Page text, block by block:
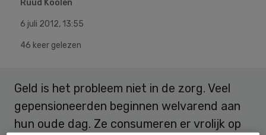
Ruud Koolen
6 juli 2012, 13:55
46 keer gelezen
Geld is het probleem niet in de zorg. Veel
gepensioneerden beginnen welvarend aan
hun oude dag. Ze consumeren er vrolijk op